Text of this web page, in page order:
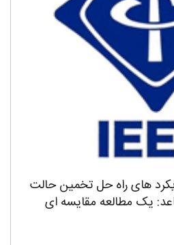
های راه حل تخمین حالت
یک مطالعه مقایسه ای